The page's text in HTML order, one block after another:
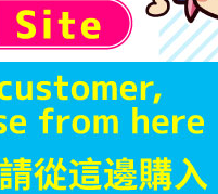
す。
※詳細につきましてはコチラ
JANコード
商品番号
商品カテゴリ